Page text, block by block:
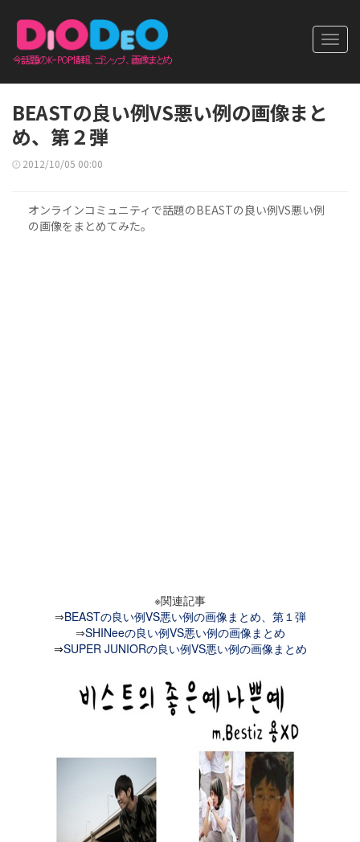
BEASTの良い例VS悪い例の画像まと
め、第２弾
2012/10/05 00:00
オンラインコミュニティで話題のBEASTの良い例VS悪い例
の画像をまとめてみた。
※関連記事
⇒BEASTの良い例VS悪い例の画像まとめ、第１弾
⇒SHINeeの良い例VS悪い例の画像まとめ
⇒SUPER JUNIORの良い例VS悪い例の画像まとめ